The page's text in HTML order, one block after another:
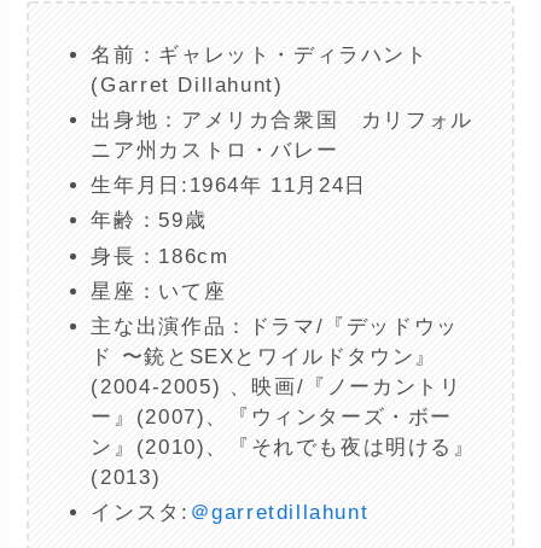
名前：ギャレット・ディラハント
(Garret Dillahunt)
出身地：アメリカ合衆国 カリフォル
ニア州カストロ・バレー
生年月日:1964年 11月24日
年齢：59歳
身長：186cm
星座：いて座
主な出演作品：ドラマ/『デッドウッ
ド 〜銃とSEXとワイルドタウン』
(2004-2005) 、映画/『ノーカントリ
ー』(2007)、『ウィンターズ・ボー
ン』(2010)、『それでも夜は明ける』
(2013)
インスタ: ＠garretdillahunt